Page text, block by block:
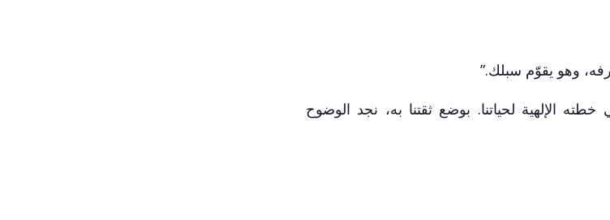
وهو يقوّم سبلك.”
الإلهية لحياتنا. بوضع ثقتنا به، نجد الوضوح